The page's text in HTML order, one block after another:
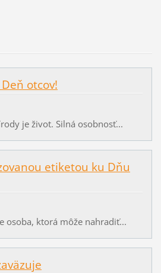
otcov!
je život. Silná osobnosť...
etiketou ku Dňu
osoba, ktorá môže nahradiť...